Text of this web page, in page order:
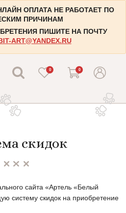
ОПЛАТА НЕ РАБОТАЕТ ПО
ПРИЧИНАМ
ПИШИТЕ НА ПОЧТУ
ART@YANDEX.RU
0 0
скидок
сайта «Артель «Белый
систему скидок на приобретение